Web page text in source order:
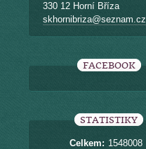
330 12 Horní Bříza
skhornibriza@seznam.cz
FACEBOOK
STATISTIKY
Celkem: 1548008